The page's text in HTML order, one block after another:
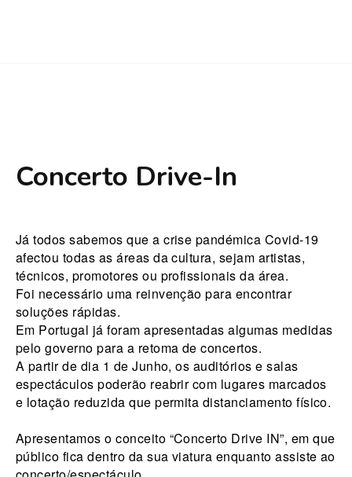
Concerto Drive-In
Já todos sabemos que a crise pandémica Covid-19
afectou todas as áreas da cultura, sejam artistas,
técnicos, promotores ou profissionais da área.
Foi necessário uma reinvenção para encontrar
soluções rápidas.
Em Portugal já foram apresentadas algumas medidas
pelo governo para a retoma de concertos.
A partir de dia 1 de Junho, os auditórios e salas
espectáculos poderão reabrir com lugares marcados
e lotação reduzida que permita distanciamento físico.
Apresentamos o conceito “Concerto Drive IN”, em que
público fica dentro da sua viatura enquanto assiste ao